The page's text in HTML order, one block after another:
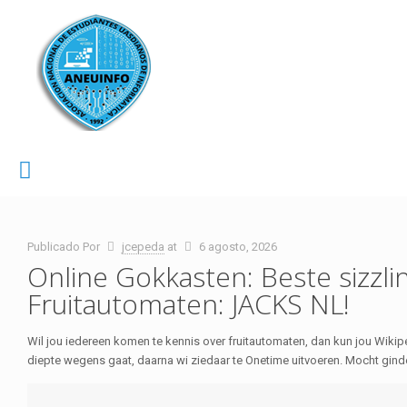
Publicado Por jcepeda at 6 agosto, 2026
Online Gokkasten: Beste
Fruitautomaten: JACKS NL!
Wil jou iedereen komen te kennis over fruitautomaten, dan kun jou
diepte wegens gaat, daarna wi ziedaar te Onetime uitvoeren. Mocht